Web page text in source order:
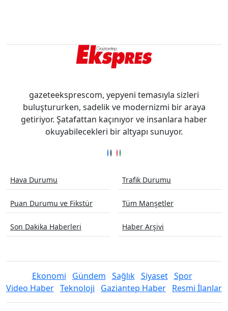
KAYSERİ
KIRIKKALE
KIRKLARELİ
KIRŞEHİR
KİLİS
MALATYA
MANİSA
MARDİN
MERSİN
MUĞLA
NEVŞEHİR
NİĞDE
ORDU
gazeteeksprescom, yepyeni temasıyla sizleri
buluştururken, sadelik ve modernizmi bir araya
getiriyor. Şatafattan kaçınıyor ve insanlara haber
okuyabilecekleri bir altyapı sunuyor.
Hava Durumu Trafik Durumu
Puan Durumu ve Fikstür Tüm Manşetler
Son Dakika Haberleri Haber Arşivi
Ekonomi Gündem Sağlık Siyaset Spor
Video Haber Teknoloji Gaziantep Haber Resmi İlanlar